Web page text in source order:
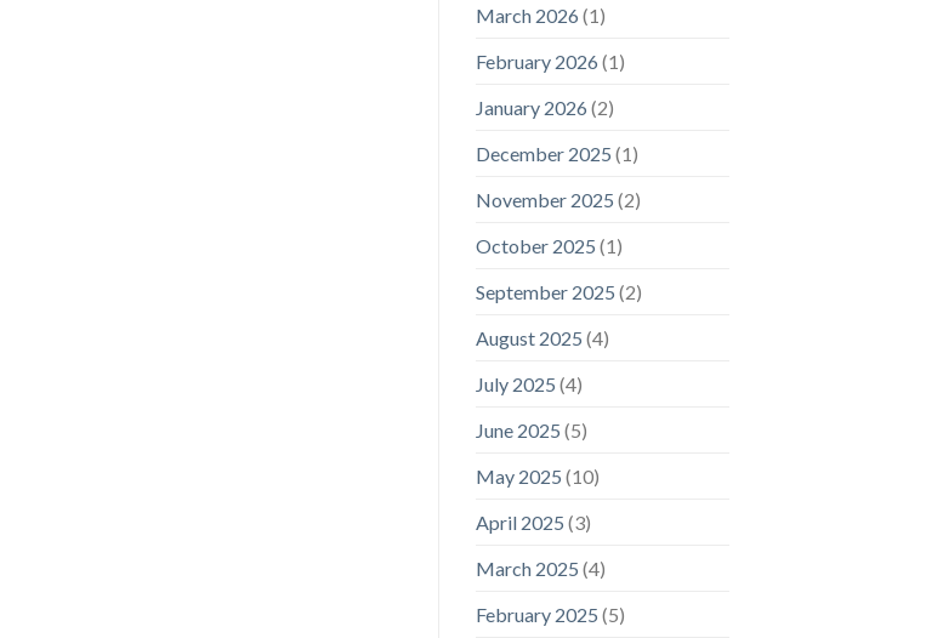
March 2026 (1)
February 2026 (1)
January 2026 (2)
December 2025 (1)
November 2025 (2)
October 2025 (1)
September 2025 (2)
August 2025 (4)
July 2025 (4)
June 2025 (5)
May 2025 (10)
April 2025 (3)
March 2025 (4)
February 2025 (5)